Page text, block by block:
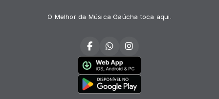
O Melhor da Música Gaúcha toca aqui.